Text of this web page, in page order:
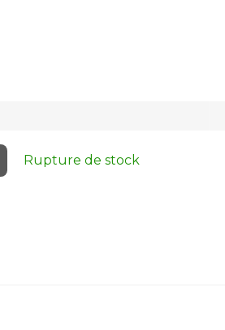
Rupture de stock